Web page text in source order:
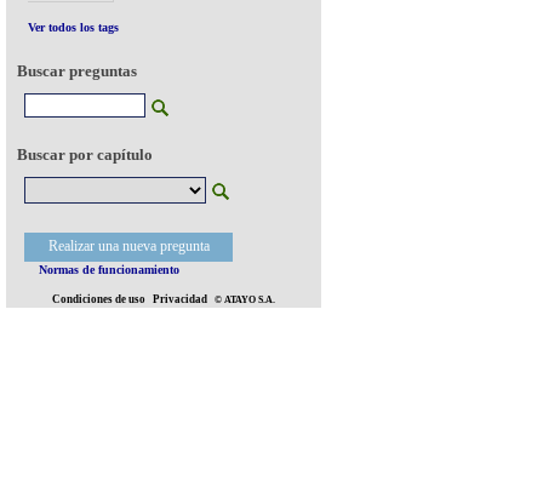
Ver todos los tags
Buscar preguntas
Buscar por capítulo
Realizar una nueva pregunta
Normas de funcionamiento
Condiciones de uso Privacidad © ATAYO S.A.